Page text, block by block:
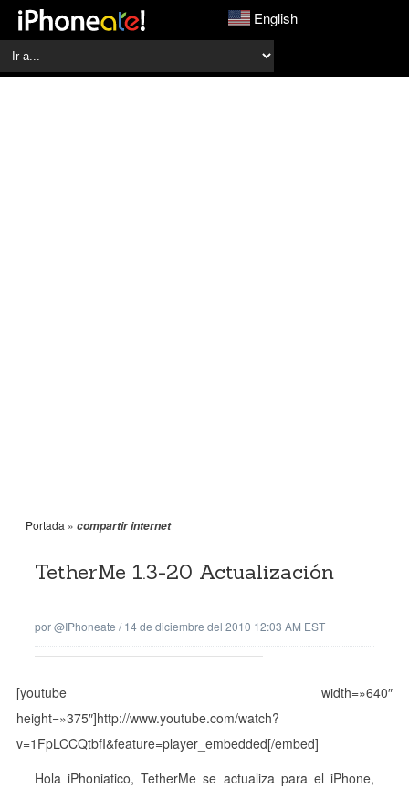
English
Portada » compartir internet
TetherMe 1.3-20 Actualización
por@iPhoneate /14 de diciembre del 2010 12:03 AM EST
[youtube width=»640″
height=»375″]http://www.youtube.com/watch?
v=1FpLCCQtbfI&feature=player_embedded[/embed]
Hola iPhoniatico, TetherMe se actualiza para el iPhone,